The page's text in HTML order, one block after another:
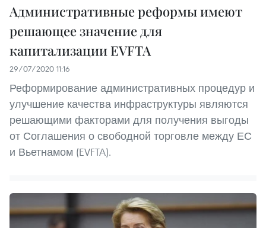
Административные реформы имеют
решающее значение для
капитализации EVFTA
29/07/2020 11:16
Реформирование административных процедур и
улучшение качества инфраструктуры являются
решающими факторами для получения выгоды
от Соглашения о свободной торговле между ЕС
и Вьетнамом (EVFTA).